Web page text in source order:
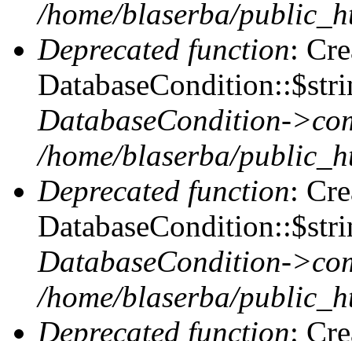
/home/blaserba/
Deprecated function:
DatabaseCondition-
/home/blaserba/
Deprecated function:
DatabaseCondition-
/home/blaserba/
Deprecated function: